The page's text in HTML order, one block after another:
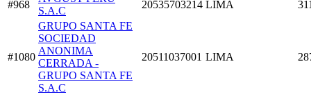
#968
S.A.C
20535703214 LIMA
#1080
GRUPO SANTA FE
SOCIEDAD
ANONIMA
CERRADA -
GRUPO SANTA FE
S.A.C
20511037001 LIMA